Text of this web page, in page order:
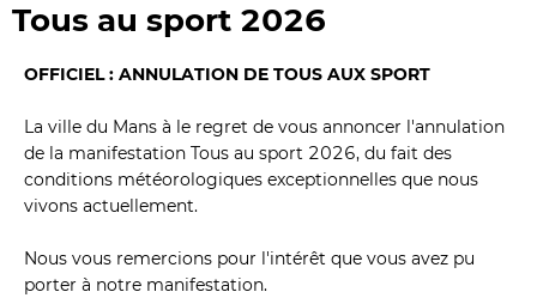
Tous au sport 2026
OFFICIEL : ANNULATION DE TOUS AUX SPORT
La ville du Mans à le regret de vous annoncer l'annulation
de la manifestation Tous au sport 2026, du fait des
conditions météorologiques exceptionnelles que nous
vivons actuellement.
Nous vous remercions pour l'intérêt que vous avez pu
porter à notre manifestation.